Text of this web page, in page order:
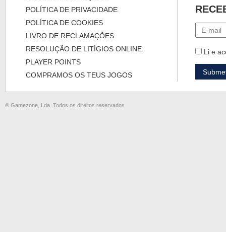
POLÍTICA DE PRIVACIDADE
POLÍTICA DE COOKIES
LIVRO DE RECLAMAÇÕES
RESOLUÇÃO DE LITÍGIOS ONLINE
PLAYER POINTS
COMPRAMOS OS TEUS JOGOS
Li e
® Gamezone, Lda. Todos os direitos reservados